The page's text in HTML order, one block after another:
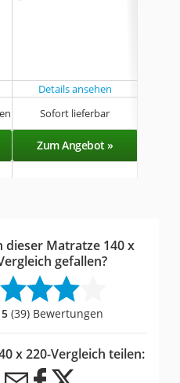
Details ansehen
Sofort lieferbar
Zum Angebot »
dieser Matratze 140 x
gefallen?
(39) Bewertungen
x 220-Vergleich teilen: